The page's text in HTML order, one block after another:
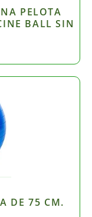
PELOTA
BALL SIN
DE 75 CM.